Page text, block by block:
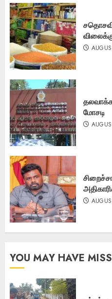
மோசடி
YOU MAY HAVE